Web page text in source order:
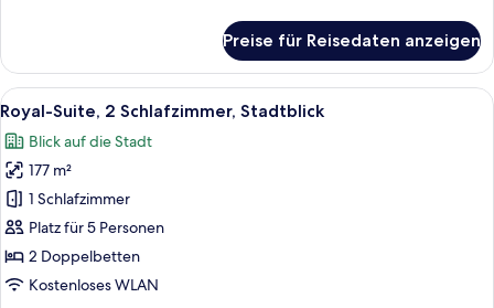
Suite,
1 King-
Bett,
Stadtblick
Preise für Reisedaten anzeigen
Alle
Fotos
für
Royal-
Suite,
2 Schlafzimmer,
Stadtblick
anzeigen
Ein Hotelzimmer mit Wohnbereich,
13
Royal-Suite, 2 Schlafzimmer, Stadtblick
Blick auf die Stadt
177 m²
1 Schlafzimmer
Platz für 5 Personen
2 Doppelbetten
Kostenloses WLAN